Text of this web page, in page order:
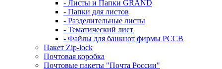
- Листы и Папки GRAND
- Папки для листов
- Разделительные листы
- Тематический лист
- Файлы для банкнот фирмы PCCB
Пакет Zip-lock
Почтовая коробка
Почтовые пакеты "Почта России"